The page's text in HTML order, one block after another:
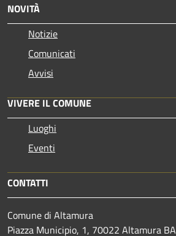
NOVITÀ
Notizie
Comunicati
Avvisi
VIVERE IL COMUNE
Luoghi
Eventi
CONTATTI
Comune di Altamura
Piazza Municipio, 1, 70022 Altamura BA